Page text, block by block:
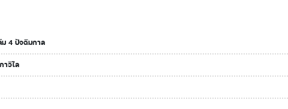
ม 4 ปัจฉิมกาล
าวิไล